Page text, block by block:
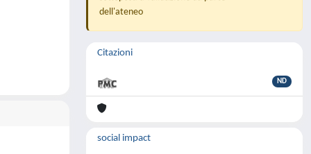
dell'ateneo
Citazioni
ND
social impact